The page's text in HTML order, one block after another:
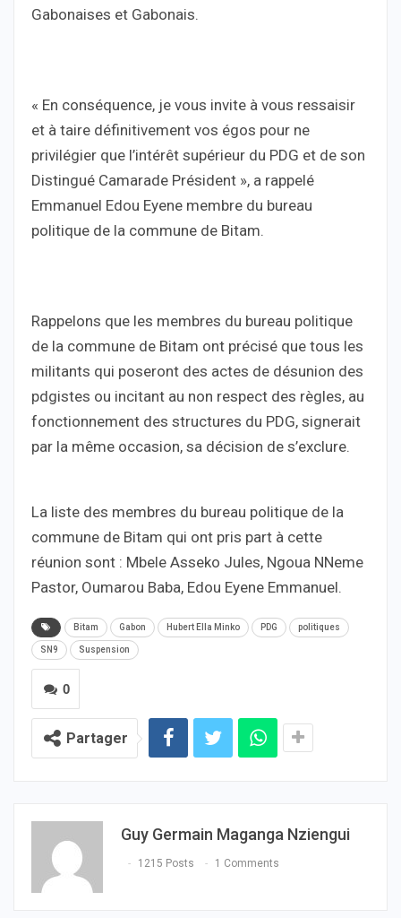
Gabonaises et Gabonais.
« En conséquence, je vous invite à vous ressaisir
et à taire définitivement vos égos pour ne
privilégier que l’intérêt supérieur du PDG et de son
Distingué Camarade Président », a rappelé
Emmanuel Edou Eyene membre du bureau
politique de la commune de Bitam.
Rappelons que les membres du bureau politique
de la commune de Bitam ont précisé que tous les
militants qui poseront des actes de désunion des
pdgistes ou incitant au non respect des règles, au
fonctionnement des structures du PDG, signerait
par la même occasion, sa décision de s’exclure.
La liste des membres du bureau politique de la
commune de Bitam qui ont pris part à cette
réunion sont : Mbele Asseko Jules, Ngoua NNeme
Pastor, Oumarou Baba, Edou Eyene Emmanuel.
Bitam Gabon Hubert Ella Minko PDG politiques
SN9 Suspension
0
Partager
Guy Germain Maganga Nziengui
1215 Posts 1 Comments